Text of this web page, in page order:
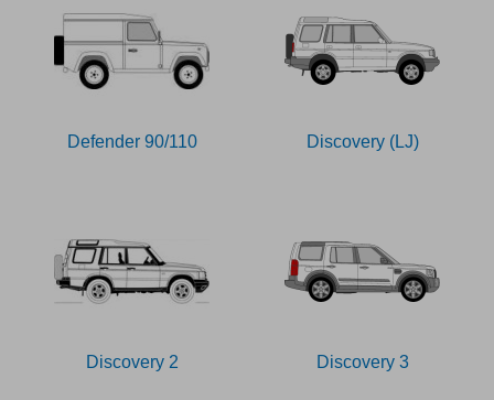
Defender 90/110 Discovery (LJ)
Discovery 2 Discovery 3